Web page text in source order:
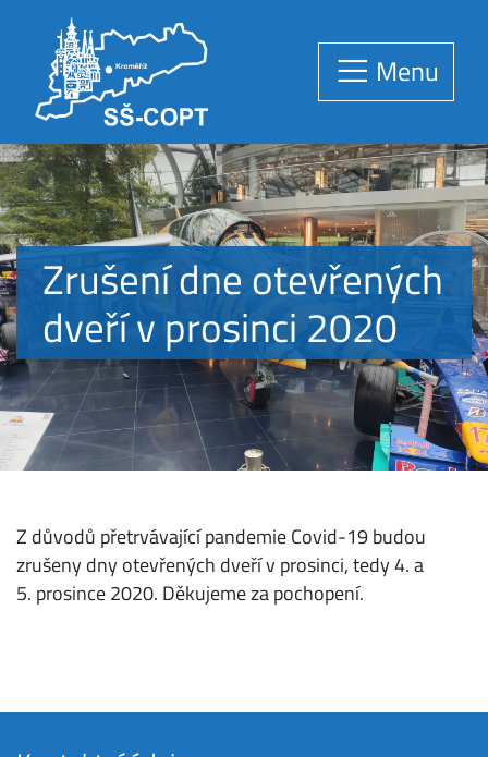
Menu
Zrušení dne otevřených
dveří v prosinci 2020
Z důvodů přetrvávající pandemie Covid-19 budou
zrušeny dny otevřených dveří v prosinci, tedy 4. a
5. prosince 2020. Děkujeme za pochopení.